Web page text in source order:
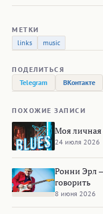
МЕТКИ
links
music
ПОДЕЛИТЬСЯ
Telegram
ВКонтакте
ПОХОЖИЕ ЗАПИСИ
Моя личная
24 июля 2026
Ронни Эрл
говорить
8 июня 2026